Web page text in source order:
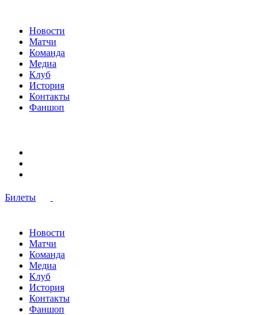
Новости
Матчи
Команда
Медиа
Клуб
История
Контакты
Фаншоп
Билеты
Новости
Матчи
Команда
Медиа
Клуб
История
Контакты
Фаншоп